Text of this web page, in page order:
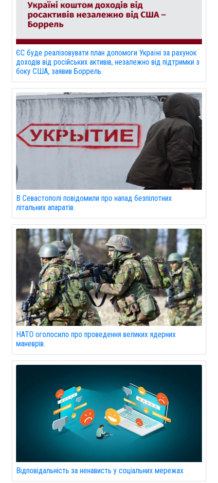
ЄС буде реалізовувати план допомоги Україні за рахунок
доходів від російських активів, незалежно від підтримки з
боку США, заявив Боррель.
В Севастополі повідомили про напад безпілотних
літальних апаратів.
НАТО оголосило про проведення великих ядерних
маневрів.
Відповідальність за ненависть у соціальних мережах